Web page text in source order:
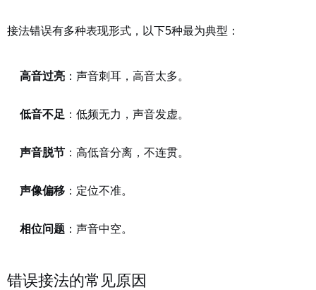
接法错误有多种表现形式，以下5种最为典型：
高音过亮 ：声音刺耳，高音太多。
低音不足 ：低频无力，声音发虚。
声音脱节 ：高低音分离，不连贯。
声像偏移 ：定位不准。
相位问题 ：声音中空。
错误接法的常见原因